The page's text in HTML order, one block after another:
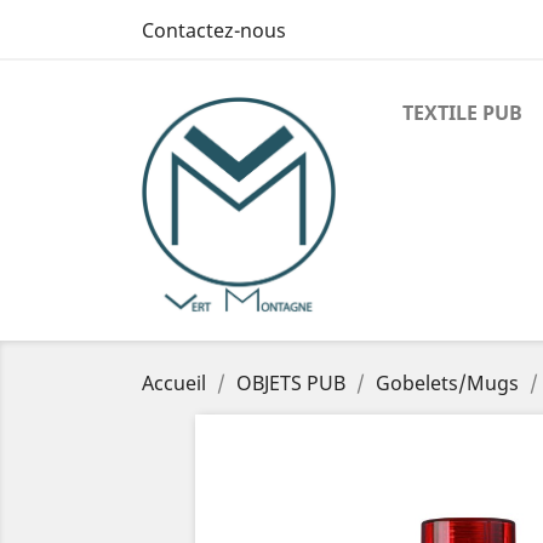
Contactez-nous
TEXTILE PUB
Accueil OBJETS PUB Gobelets/Mugs